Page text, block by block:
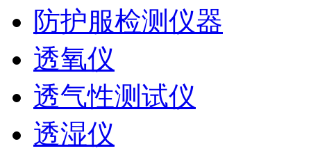
防护服检测仪器
透氧仪
透气性测试仪
透湿仪